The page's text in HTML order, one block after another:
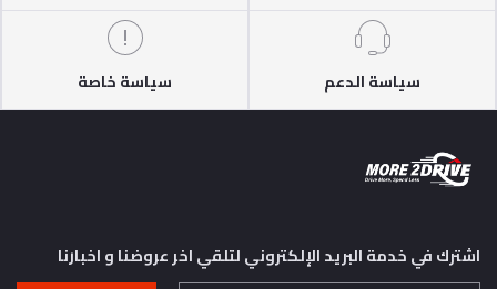
سياسة الدعم سياسة خاصة
اشترك في خدمة البريد الإلكتروني لتلقي اخر عروضنا و اخبارنا